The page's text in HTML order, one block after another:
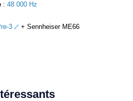
: 48 000 Hz
3
+ Sennheiser ME66